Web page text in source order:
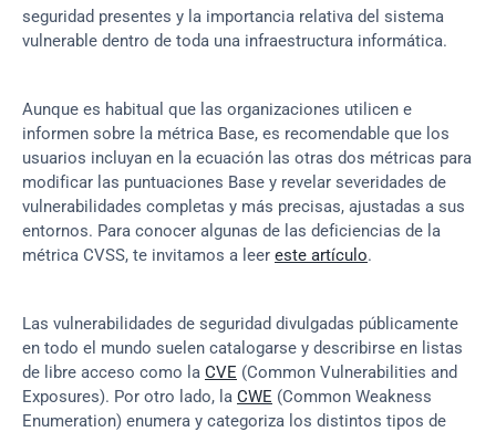
seguridad presentes y la importancia relativa del sistema
vulnerable dentro de toda una infraestructura informática.
Aunque es habitual que las organizaciones utilicen e
informen sobre la métrica Base, es recomendable que los
usuarios incluyan en la ecuación las otras dos métricas para
modificar las puntuaciones Base y revelar severidades de
vulnerabilidades completas y más precisas, ajustadas a sus
entornos. Para conocer algunas de las deficiencias de la
métrica CVSS, te invitamos a leer este artículo.
Las vulnerabilidades de seguridad divulgadas públicamente
en todo el mundo suelen catalogarse y describirse en listas
de libre acceso como la CVE (Common Vulnerabilities and
Exposures). Por otro lado, la CWE (Common Weakness
Enumeration) enumera y categoriza los distintos tipos de